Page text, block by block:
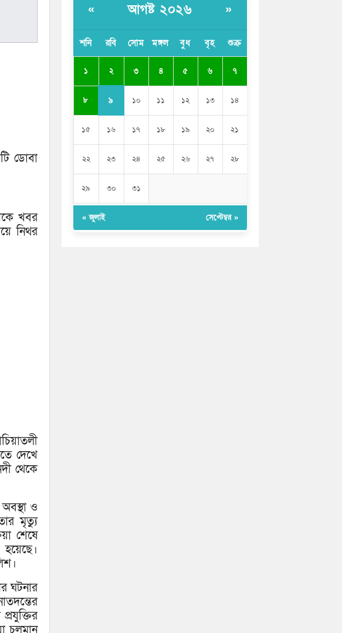
ডোবা
খবর
নিথর
দেখে
থেকে
ও
মৃত্যু
শেষে
ঘটনার
বেশি কই মাছে
বাংলাদেশী কর্মীদের আকামা নিয়ে বড় সুখবর
দিলো সৌদি সরকার
ভারতের পূর্ব সীমান্তে এখন ‘আরেকটি পাকিস্তান’
গড়ে উঠেছে: সজীব ওয়াজেদ জয়
« আগষ্ট ২০২৬ »
শনি রবি সোম মঙ্গল বুধ বৃহ শুক্র
১ ২ ৩ ৪ ৫ ৬ ৭
৮ ৯ ১০ ১১ ১২ ১৩ ১৪
১৫ ১৬ ১৭ ১৮ ১৯ ২০ ২১
২২ ২৩ ২৪ ২৫ ২৬ ২৭ ২৮
২৯ ৩০ ৩১
« জুলাই সেপ্টেম্বর »